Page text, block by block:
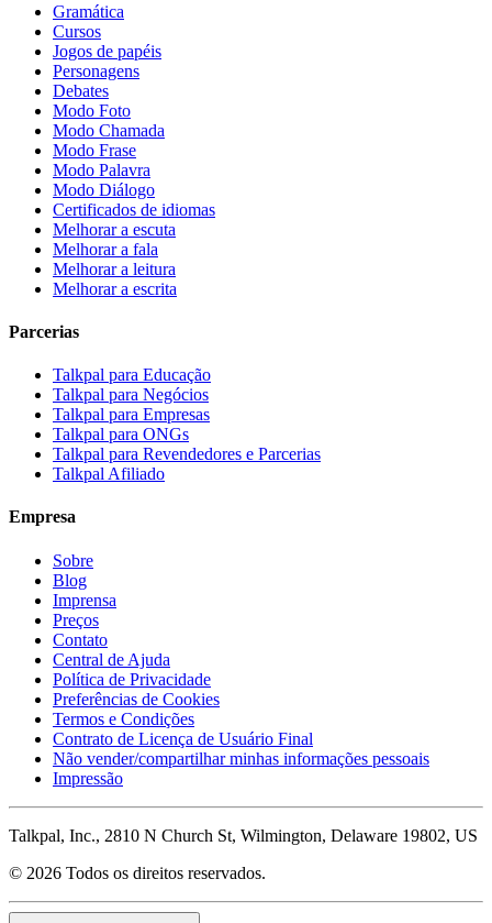
Gramática
Cursos
Jogos de papéis
Personagens
Debates
Modo Foto
Modo Chamada
Modo Frase
Modo Palavra
Modo Diálogo
Certificados de idiomas
Melhorar a escuta
Melhorar a fala
Melhorar a leitura
Melhorar a escrita
Parcerias
Talkpal para Educação
Talkpal para Negócios
Talkpal para Empresas
Talkpal para ONGs
Talkpal para Revendedores e Parcerias
Talkpal Afiliado
Empresa
Sobre
Blog
Imprensa
Preços
Contato
Central de Ajuda
Política de Privacidade
Preferências de Cookies
Termos e Condições
Contrato de Licença de Usuário Final
Não vender/compartilhar minhas informações pessoais
Impressão
Talkpal, Inc., 2810 N Church St, Wilmington, Delaware 19802, US
© 2026 Todos os direitos reservados.